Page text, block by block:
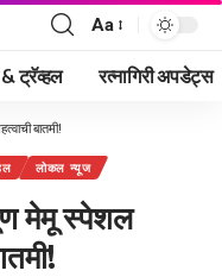
Font
Resizer
Aa
ट्रॅव्हल रत्नागिरी अपडेट्स
बातमी!
लोकल न्यूज
मेमू स्पेशल